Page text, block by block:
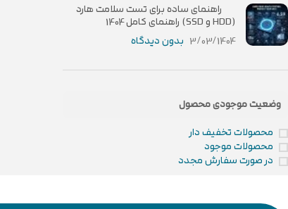
راهنمای ساده برای تست سلامت هارد
(HDD و SSD) راهنمای کامل 1404
3/03/1404 بدون دیدگاه
وضعیت موجودی محصول
محصولات تخفیف دار
محصولات موجود
در صورت سفارش مجدد